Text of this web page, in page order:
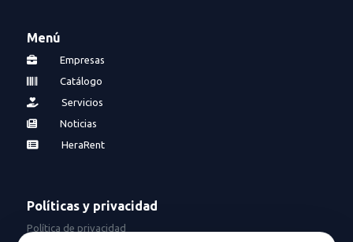
Menú
Empresas
Catálogo
Servicios
Noticias
HeraRent
Políticas y privacidad
Política de privacidad